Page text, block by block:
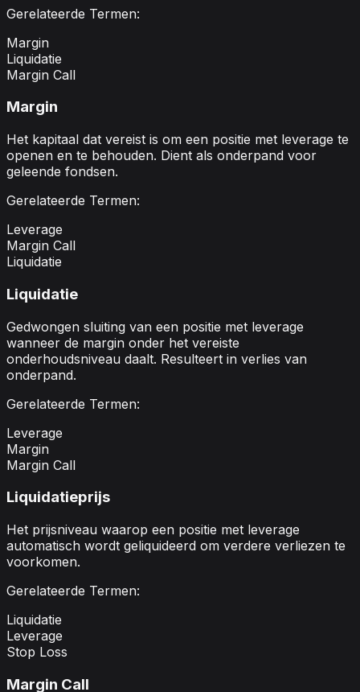
Gerelateerde Termen:
Margin
Liquidatie
Margin Call
Margin
Het kapitaal dat vereist is om een positie met leverage te
openen en te behouden. Dient als onderpand voor
geleende fondsen.
Gerelateerde Termen:
Leverage
Margin Call
Liquidatie
Liquidatie
Gedwongen sluiting van een positie met leverage
wanneer de margin onder het vereiste
onderhoudsniveau daalt. Resulteert in verlies van
onderpand.
Gerelateerde Termen:
Leverage
Margin
Margin Call
Liquidatieprijs
Het prijsniveau waarop een positie met leverage
automatisch wordt geliquideerd om verdere verliezen te
voorkomen.
Gerelateerde Termen:
Liquidatie
Leverage
Stop Loss
Margin Call